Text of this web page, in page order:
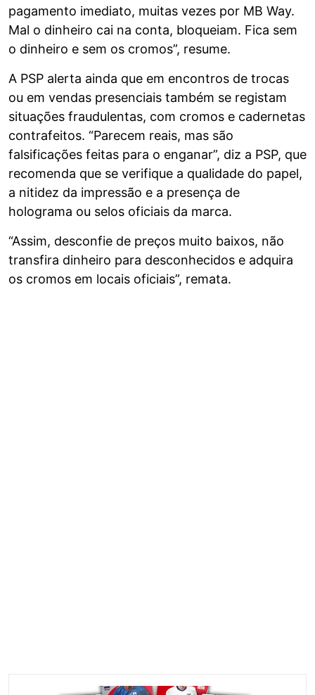
pagamento imediato, muitas vezes por MB Way.
Mal o dinheiro cai na conta, bloqueiam. Fica sem
o dinheiro e sem os cromos”, resume.
A PSP alerta ainda que em encontros de trocas
ou em vendas presenciais também se registam
situações fraudulentas, com cromos e cadernetas
contrafeitos. “Parecem reais, mas são
falsificações feitas para o enganar”, diz a PSP, que
recomenda que se verifique a qualidade do papel,
a nitidez da impressão e a presença de
holograma ou selos oficiais da marca.
“Assim, desconfie de preços muito baixos, não
transfira dinheiro para desconhecidos e adquira
os cromos em locais oficiais”, remata.